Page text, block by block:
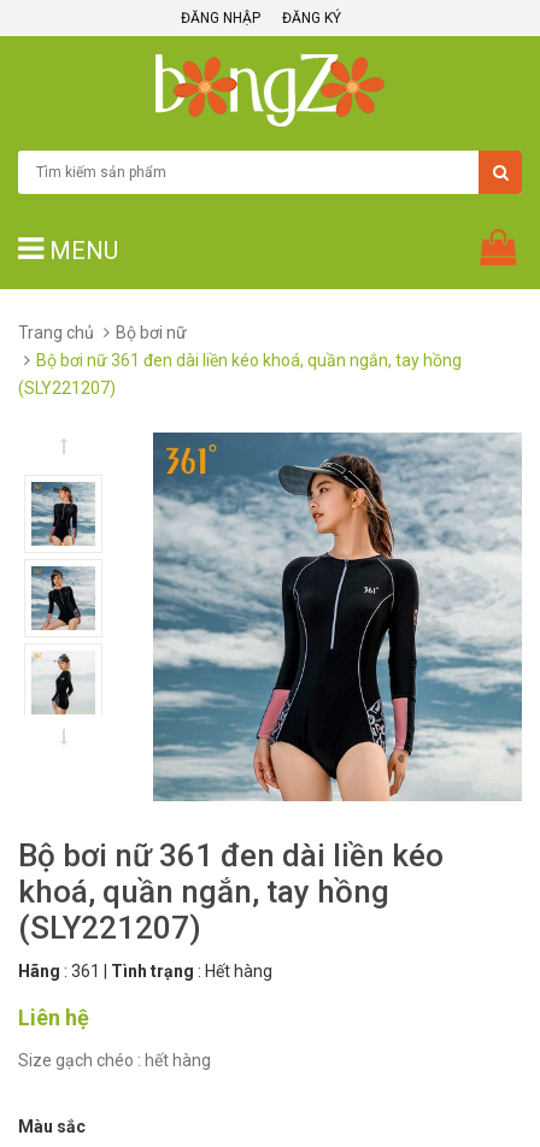
ĐĂNG NHẬP ĐĂNG KÝ
MENU
Trang chủ
Bộ bơi nữ
Bộ bơi nữ 361 đen dài liền kéo khoá, quần ngắn, tay hồng
(SLY221207)
Bộ bơi nữ 361 đen dài liền kéo
khoá, quần ngắn, tay hồng
(SLY221207)
Hãng : 361 Tình trạng : Hết hàng
Liên hệ
Size gạch chéo : hết hàng
Màu sắc